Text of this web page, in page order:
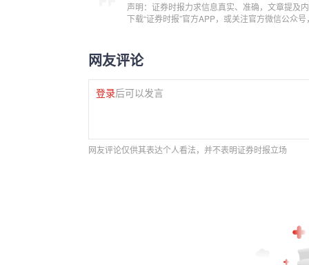
声明：证券时报力求信息真实、准确，文章提及
下载“证券时报”官方APP，或关注官方微信公众
网友评论
登录后可以发言
网友评论仅供其表达个人看法，并不表明证券时报立场